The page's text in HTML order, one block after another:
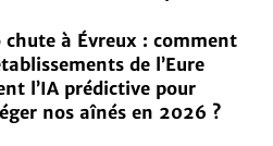
chute à Évreux : comment
de l’Eure
l’IA prédictive pour
nos aînés en 2026 ?